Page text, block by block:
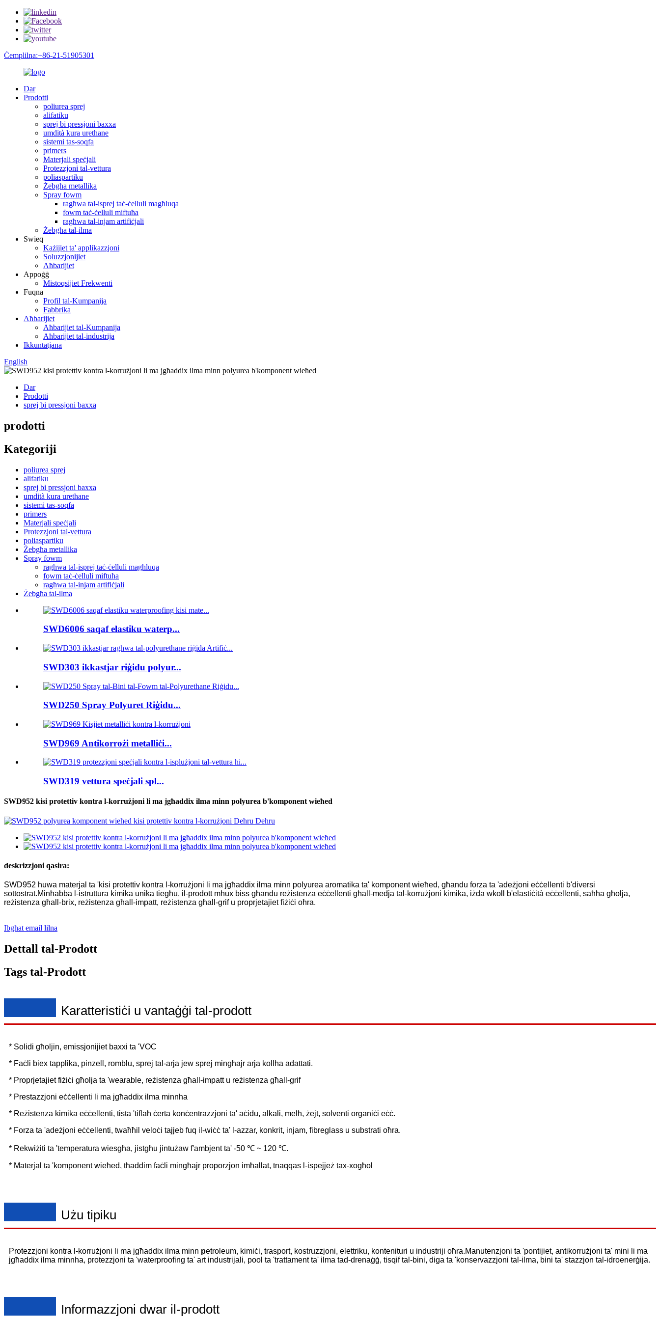
Ċemplilna:+86-21-51905301
Dar
Prodotti
poliurea sprej
alifatiku
sprej bi pressjoni baxxa
umdità kura urethane
sistemi tas-soqfa
primers
Materjali speċjali
Protezzjoni tal-vettura
poliaspartiku
Żebgħa metallika
Spray fowm
ragħwa tal-isprej taċ-ċelluli magħluqa
fowm taċ-ċelluli miftuħa
ragħwa tal-injam artifiċjali
Żebgħa tal-ilma
Swieq
Każijiet ta' applikazzjoni
Soluzzjonijiet
Aħbarijiet
Appoġġ
Mistoqsijiet Frekwenti
Fuqna
Profil tal-Kumpanija
Fabbrika
Aħbarijiet
Aħbarijiet tal-Kumpanija
Aħbarijiet tal-industrija
Ikkuntatjana
English
Dar
Prodotti
sprej bi pressjoni baxxa
prodotti
Kategoriji
poliurea sprej
alifatiku
sprej bi pressjoni baxxa
umdità kura urethane
sistemi tas-soqfa
primers
Materjali speċjali
Protezzjoni tal-vettura
poliaspartiku
Żebgħa metallika
Spray fowm
ragħwa tal-isprej taċ-ċelluli magħluqa
fowm taċ-ċelluli miftuħa
ragħwa tal-injam artifiċjali
Żebgħa tal-ilma
SWD6006 saqaf elastiku waterp...
SWD303 ikkastjar riġidu polyur...
SWD250 Spray Polyuret Riġidu...
SWD969 Antikorrożi metalliċi...
SWD319 vettura speċjali spl...
SWD952 kisi protettiv kontra l-korrużjoni li ma jgħaddix ilma minn polyurea b'komponent wieħed
deskrizzjoni qasira:
SWD952 huwa materjal ta 'kisi protettiv kontra l-korrużjoni li ma jgħaddix ilma minn polyurea aromatika ta' komponent wieħed, għandu forza ta 'adeżjoni eċċellenti b'diversi
sottostrat.Minħabba l-istruttura kimika unika tiegħu, il-prodott mhux biss għandu reżistenza eċċellenti għall-medja tal-korrużjoni kimika, iżda wkoll b'elastiċità eċċellenti, saħħa għolja,
reżistenza għall-brix, reżistenza għall-impatt, reżistenza għall-grif u proprjetajiet fiżiċi oħra.
Ibgħat email lilna
Dettall tal-Prodott
Tags tal-Prodott
Karatteristiċi u vantaġġi tal-prodott
* Solidi għoljin, emissjonijiet baxxi ta 'VOC
* Faċli biex tapplika, pinzell, romblu, sprej tal-arja jew sprej mingħajr arja kollha adattati.
* Proprjetajiet fiżiċi għolja ta 'wearable, reżistenza għall-impatt u reżistenza għall-grif
* Prestazzjoni eċċellenti li ma jgħaddix ilma minnha
* Reżistenza kimika eċċellenti, tista 'tiflaħ ċerta konċentrazzjoni ta' aċidu, alkali, melħ, żejt, solventi organiċi eċċ.
* Forza ta 'adeżjoni eċċellenti, twaħħil veloċi tajjeb fuq il-wiċċ ta' l-azzar, konkrit, injam, fibreglass u substrati oħra.
* Rekwiżiti ta 'temperatura wiesgħa, jistgħu jintużaw f'ambjent ta' -50 ℃ ~ 120 ℃.
* Materjal ta 'komponent wieħed, tħaddim faċli mingħajr proporzjon imħallat, tnaqqas l-ispejjeż tax-xogħol
Użu tipiku
Protezzjoni kontra l-korrużjoni li ma jgħaddix ilma minn petroleum, kimiċi, trasport, kostruzzjoni, elettriku, kontenituri u industriji oħra.Manutenzjoni ta 'pontijiet, antikorrużjoni ta' mini li ma
jgħaddix ilma minnha, protezzjoni ta 'waterproofing ta' art industrijali, pool ta 'trattament ta' ilma tad-drenaġġ, tisqif tal-bini, diga ta 'konservazzjoni tal-ilma, bini ta' stazzjon tal-idroenerġija.
Informazzjoni dwar il-prodott